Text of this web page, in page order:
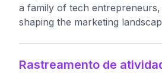
a family of tech
shaping the marketing
Rastreamento de